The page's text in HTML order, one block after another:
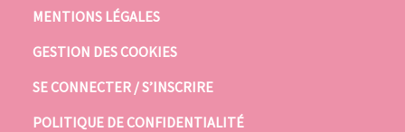
MENTIONS LÉGALES
GESTION DES COOKIES
SE CONNECTER / S’INSCRIRE
POLITIQUE DE CONFIDENTIALITÉ